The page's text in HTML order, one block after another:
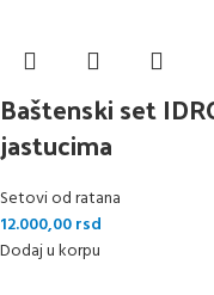
Baštenski set
jastucima
Setovi od ratana
12.000,00rsd
Dodaj u korpu